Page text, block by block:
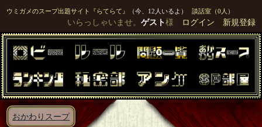
ウミガメのスープ出題サイト『らてらて』 （今、12人いるよ） 談話室（0人）
いらっしゃいませ。 ゲスト様 ログイン 新規登録
おかわりスープ